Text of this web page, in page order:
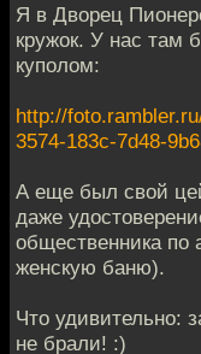
Я в Дворец
кружок. У нас там
куполом:
http://
3574-183c-7d48-
А еще был свой
даже
общественника по
женскую баню).
Что удивительно:
не брали! :)